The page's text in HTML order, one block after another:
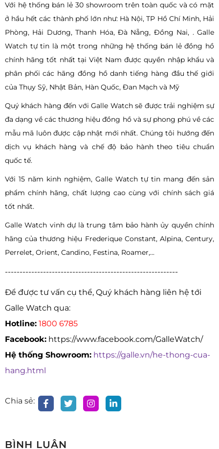
Với hệ thống bán lẻ 30 showroom trên toàn quốc và có mặt
ở hầu hết các thành phố lớn như: Hà Nội, TP Hồ Chí Minh, Hải
Phòng, Hải Dương, Thanh Hóa, Đà Nẵng, Đồng Nai, . Galle
Watch tự tin là một trong những hệ thống bán lẻ đồng hồ
chính hãng tốt nhất tại Việt Nam được quyền nhập khẩu và
phân phối các hãng đồng hồ danh tiếng hàng đầu thế giới
của Thụy Sỹ, Nhật Bản, Hàn Quốc, Đan Mạch và Mỹ
Quý khách hàng đến với Galle Watch sẽ được trải nghiệm sự
đa dạng về các thương hiệu đồng hồ và sự phong phú về các
mẫu mã luôn được cập nhật mới nhất. Chúng tôi hướng đến
dịch vụ khách hàng và chế độ bảo hành theo tiêu chuẩn
quốc tế.
Với 15 năm kinh nghiệm, Galle Watch tự tin mang đến sản
phẩm chính hãng, chất lượng cao cùng với chính sách giá
tốt nhất.
Galle Watch vinh dự là trung tâm bảo hành ủy quyền chính
hãng của thương hiệu Frederique Constant, Alpina, Century,
Perrelet, Orient, Candino, Festina, Roamer,...
-----------------------------------------------------------
Để được tư vấn cụ thể, Quý khách hàng liên hệ tới
Galle Watch qua:
Hotline: 1800 6785
Facebook: https://www.facebook.com/GalleWatch/
Hệ thống Showroom: https://galle.vn/he-thong-cua-
hang.html
Chia sẻ:
BÌNH LUẬN